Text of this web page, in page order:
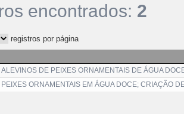
encontrados: 2
registros por página
ALEVINOS DE PEIXES ORNAMENTAIS DE ÁGUA
PEIXES ORNAMENTAIS EM ÁGUA DOCE; CRIAÇÃO